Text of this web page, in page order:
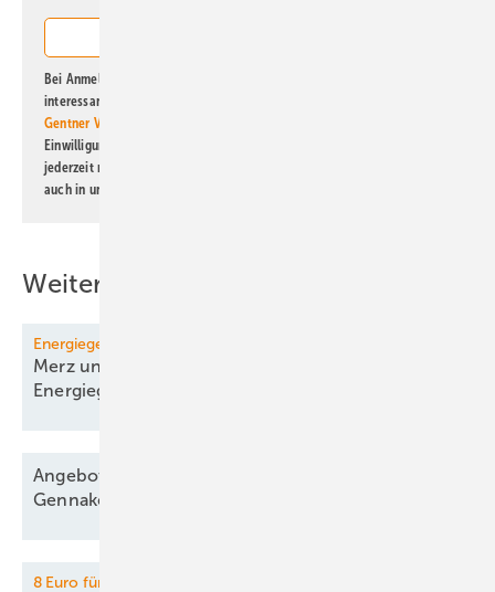
Bei Anmeldung zu diesem Newsletter bin ich damit einverstanden, über
interessante Verlags- und Online-Angebote
Gentner Verlag GmbH & Co. KG
Einwilligung kann ich jederzeit widerrufen und eine Abmeldung ist
jederzeit möglich. Informationen zum Umgang mit Daten finden Sie
auch in unserer
Weitere Inhalte
Energiegesetze
Merz und Minister einigen sich auf erste
Energiegesetze
Angebote für Windparkbau senken Vergütung,
Gennaker
8 Euro für grünen Wasserstoff: